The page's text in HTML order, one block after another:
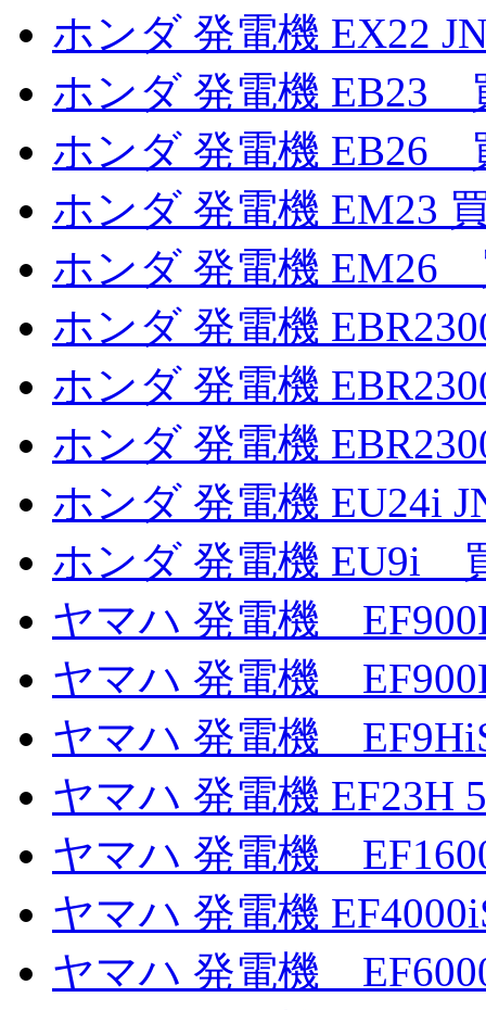
ホンダ 発電機 EX22
ホンダ 発電機 EB23
ホンダ 発電機 EB26
ホンダ 発電機 EM23
ホンダ 発電機 EM26
ホンダ 発電機
ホンダ 発電機
ホンダ 発電機
ホンダ 発電機 EU24i
ホンダ 発電機 EU9i
ヤマハ 発電機
ヤマハ 発電機
ヤマハ 発電機
ヤマハ 発電機 EF23H
ヤマハ 発電機
ヤマハ 発電機
ヤマハ 発電機